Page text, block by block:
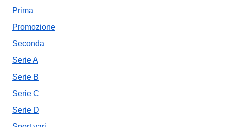
Prima
Promozione
Seconda
Serie A
Serie B
Serie C
Serie D